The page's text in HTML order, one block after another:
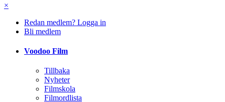
×
Redan medlem? Logga in
Bli medlem
Voodoo Film
Tillbaka
Nyheter
Filmskola
Filmordlista